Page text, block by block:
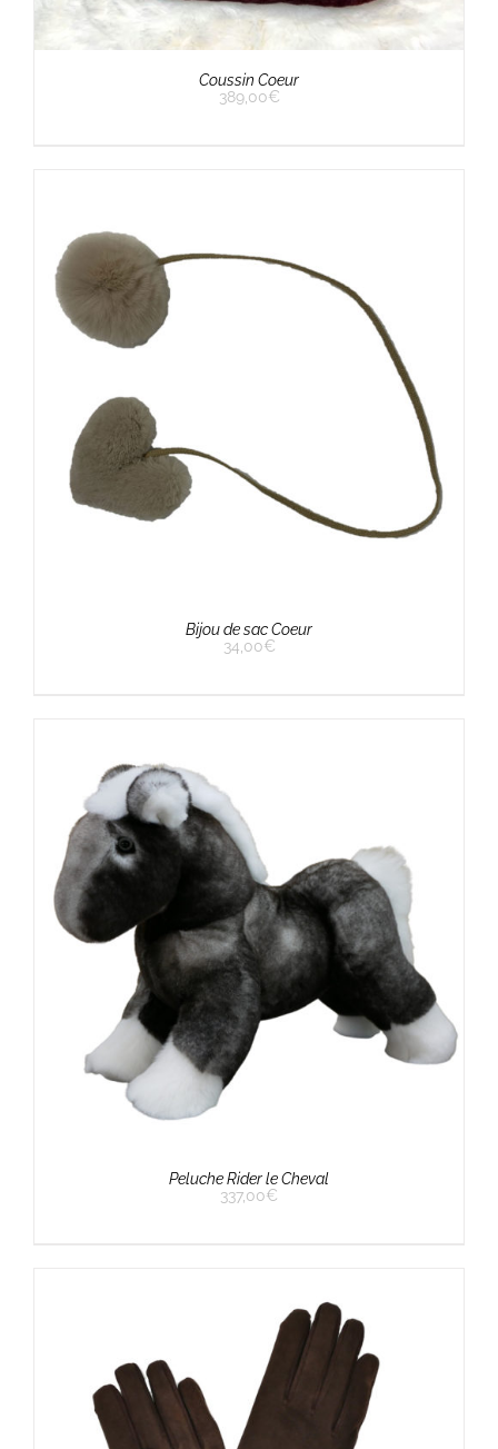
Coussin Coeur
389,00€
Bijou de sac Coeur
34,00€
Peluche Rider le Cheval
337,00€